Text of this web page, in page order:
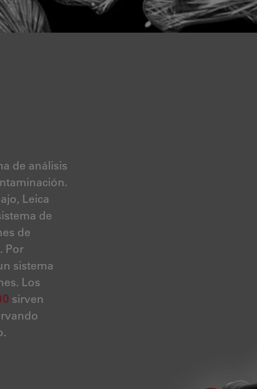
de análisis
Leica
de
de
Por
sistema
Los
sirven